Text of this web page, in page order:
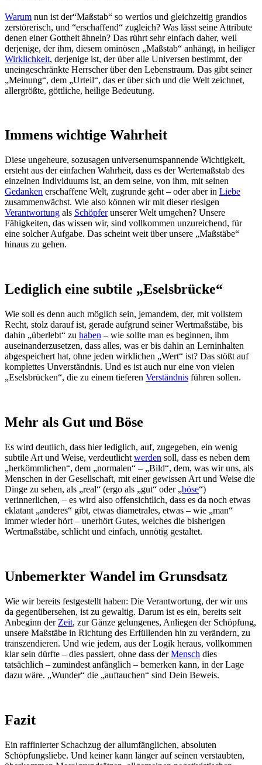
Warum nun ist der“Maßstab“ so wertlos und gleichzeitig grandios
zerstörerisch, und “erschaffend“ zugleich? Was lässt seine Attribute
denen einer Gottheit ähneln? Das rührt sehr einfach daher, weil
derjenige, der ihm, diesem ominösen „Maßstab“ anhängt, in heiliger
Wirklichkeit, derjenige ist, der über alle Universen bestimmt, der
uneingeschränkte Herrscher über den Lebenstraum. Das gibt seiner
„Meinung“, dem „Urteil“, das er über sich und die Welt zeichnet,
allergrößte, göttliche, heilige Bedeutung.
Immens wichtige Wahrheit
Diese ungeheure, sozusagen universenumspannende Wichtigkeit,
ersteht aus der einfachen Wahrheit, dass es der Wertemaßstab des
einzelnen Individuums ist, an dem seine, von ihm, mit seinen
Gedanken erschaffene Welt, zugrunde geht – oder aber in Liebe
zusammenwächst. Wie also können wir mit dieser riesigen
Verantwortung als Schöpferunserer Welt umgehen? Unsere
Fähigkeiten, das wissen wir, sind vollkommen unzureichend, für
eine solcher Aufgabe. Das scheint weit über unsere „Maßstäbe“
hinaus zu gehen.
Lediglich eine subtile „Eselsbrücke“
Wie soll es denn auch möglich sein, jemandem, der, mit vollstem
Recht, stolz darauf ist, gerade aufgrund seiner Wertmaßstäbe, bis
dahin „überlebt“ zu haben – wie sollte man es beginnen, ihm
auseinanderzusetzen, dass alles, was er bis dahin an Lerninhalten
abgespeichert hat, ohne jeden wirklichen „Wert“ ist? Das stößt auf
komplettes Unverständnis. Und es ist auch nur eine von vielen
„Eselsbrücken“, die zu einem tieferen Verständnis führen sollen.
Mehr als Gut und Böse
Es wird deutlich, dass hier lediglich, auf, zugegeben, ein wenig
subtile Art und Weise, verdeutlicht werden soll, dass es neben dem
„herkömmlichen“, dem „normalen“ – „Bild“, dem, was wir uns, als
Menschen in der Gesellschaft, mit einer gewissen Art und Weise die
Dinge zu sehen, als „real“ (ergo als „gut“ oder „böse“)
verinnerlichen, – es wird also offensichtlich, dass es da noch etwas
eklatant „anderes“ gibt, etwas diametrales, etwas – wie „man“
immer wieder hört – unerhört Gutes, welches die bisherigen
Wertmaßstäbe, schlicht und einfach, unnötig gestaltet.
Unbemerkter Wandel im Grunsdsatz
Wie wir bereits festgestellt haben: Die Verantwortung, der wir uns
da gegenübersehen, ist zu gewaltig. Darum ist es ein, bereits seit
Anbeginn der Zeit, zur Gänze gelungenes, Anliegen der Schöpfung,
unsere Maßstäbe in Richtung des Erfüllenden hin zu verändern, zu
transzendieren. Und wie jedem, aus der Logik heraus, vollkommen
klar sein dürfte – dies passiert, ohne dass derMensch dies
tatsächlich – zumindest anfänglich – bemerken kann, in der Lage
dazu wäre. „Wunder“ die „auftauchen“ sind Dein Beweis.
Fazit
Ein raffinierter Schachzug der allumfänglichen, absoluten
Schöpfungsliebe. Und keiner kann länger auf seinen verstaubten,